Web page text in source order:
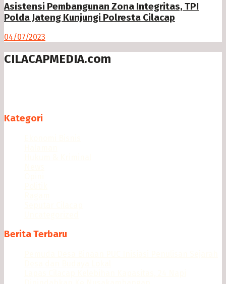
Asistensi Pembangunan Zona Integritas, TPI
Polda Jateng Kunjungi Polresta Cilacap
04/07/2023
CILACAPMEDIA.com
Kategori
Berita Terbaru